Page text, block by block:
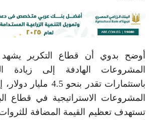
أوضح بدوي أن قطاع التكرير
المشروعات الهادفة إلى زيادة
باستثمارات تقدر بنحو
المشروعات الاستراتيجية في قطاع
تستهدف تعظيم القيمة المضافة للثروات